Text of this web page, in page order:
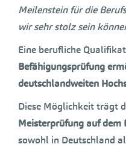
Meilenstein für die
wir sehr stolz sein
Eine berufliche
Befähigungsprüfung
deutschlandweiten
Diese Möglichkeit trägt
Meisterprüfung auf dem
sowohl in Deutschland